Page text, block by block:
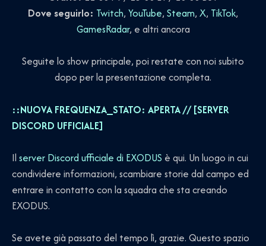
Dove seguirlo: Twitch, YouTube, Steam, X, TikTok,
GamesRadar, e altri ancora
Seguite lo show principale, poi restate con noi subito
dopo per la presentazione completa.
::NUOVA FREQUENZA_STATO: APERTA // [SERVER
DISCORD UFFICIALE]
Il server Discord ufficiale di EXODUS è qui. Un luogo in cui
condividere informazioni, scambiare storie dal campo ed
entrare in contatto con la squadra che sta creando
EXODUS.
Se avete già passato del tempo lì, grazie. Questo spazio